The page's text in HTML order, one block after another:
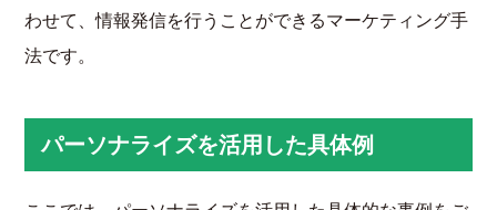
わせて、情報発信を行うことができるマーケティング手
法です。
パーソナライズを活用した具体例